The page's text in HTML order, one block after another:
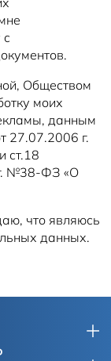
Обществом
моих
данным
27.07.2006 г.
ст.18
№38-ФЗ «О
что являюсь
данных.